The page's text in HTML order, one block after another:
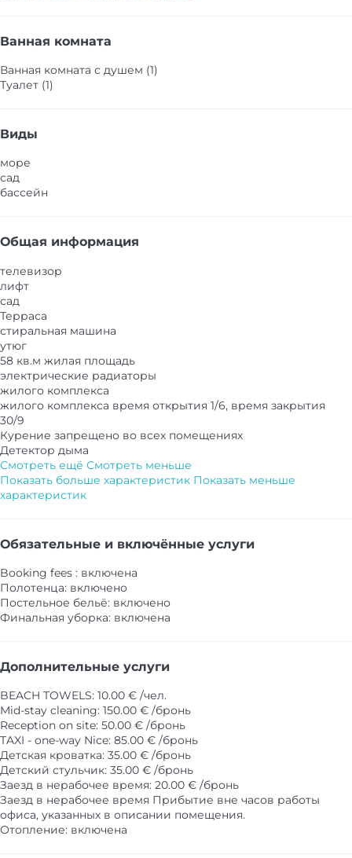
Ванная комната
Ванная комната с душем (1)
Туалет (1)
Виды
море
сад
бассейн
Общая информация
телевизор
лифт
сад
Терраса
стиральная машина
утюг
58 кв.м жилая площадь
электрические радиаторы
жилого комплекса
жилого комплекса время открытия 1/6, время закрытия
30/9
Курение запрещено во всех помещениях
Детектор дыма
Смотреть ещё Смотреть меньше
Показать больше характеристик Показать меньше
характеристик
Обязательные и включённые услуги
Booking fees : включена
Полотенца: включено
Постельное бельё: включено
Финальная уборка: включена
Дополнительные услуги
BEACH TOWELS: 10.00 € /чел.
Mid-stay cleaning: 150.00 € /бронь
Reception on site: 50.00 € /бронь
TAXI - one-way Nice: 85.00 € /бронь
Детская кроватка: 35.00 € /бронь
Детский стульчик: 35.00 € /бронь
Заезд в нерабочее время: 20.00 € /бронь
Заезд в нерабочее время Прибытие вне часов работы
офиса, указанных в описании помещения.
Отопление: включена